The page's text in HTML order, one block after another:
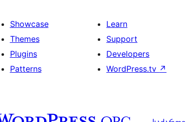
Showcase
Themes
Plugins
Patterns
Learn
Support
Developers
WordPress.tv ↗